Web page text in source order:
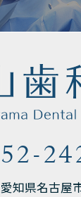
知県名古屋